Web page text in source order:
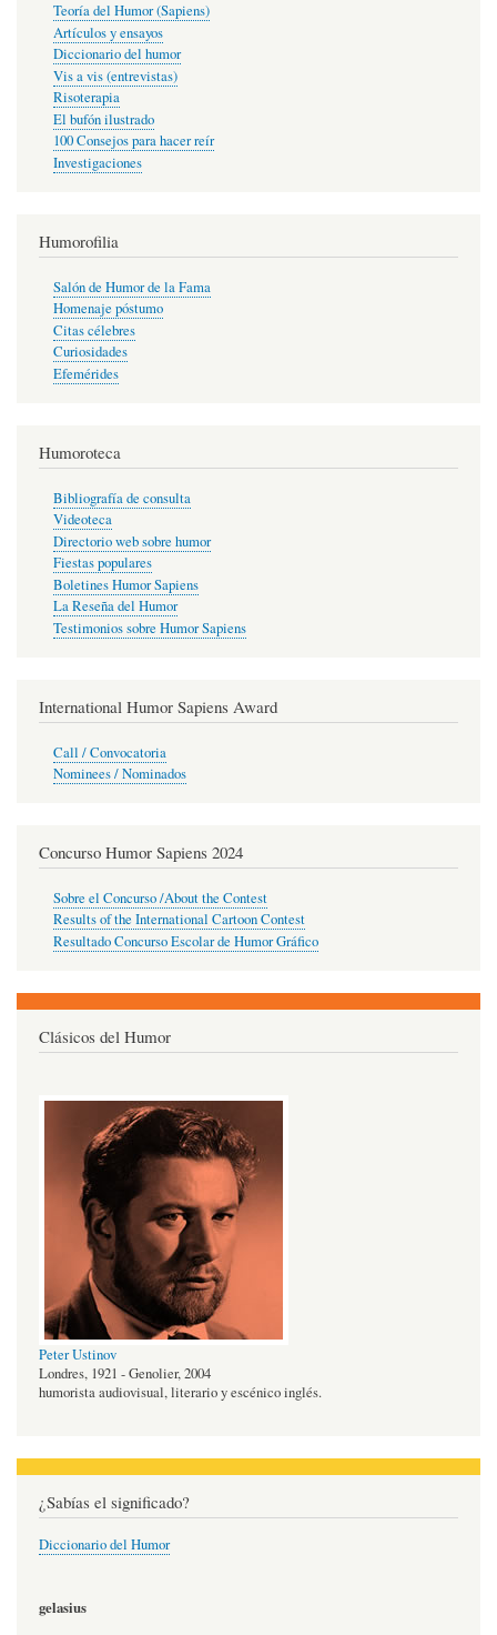
Teoría del Humor (Sapiens)
Artículos y ensayos
Diccionario del humor
Vis a vis (entrevistas)
Risoterapia
El bufón ilustrado
100 Consejos para hacer reír
Investigaciones
Humorofilia
Salón de Humor de la Fama
Homenaje póstumo
Citas célebres
Curiosidades
Efemérides
Humoroteca
Bibliografía de consulta
Videoteca
Directorio web sobre humor
Fiestas populares
Boletines Humor Sapiens
La Reseña del Humor
Testimonios sobre Humor Sapiens
International Humor Sapiens Award
Call / Convocatoria
Nominees / Nominados
Concurso Humor Sapiens 2024
Sobre el Concurso /About the Contest
Results of the International Cartoon Contest
Resultado Concurso Escolar de Humor Gráfico
Clásicos del Humor
Peter Ustinov
Londres, 1921 - Genolier, 2004
humorista audiovisual, literario y escénico inglés.
¿Sabías el significado?
Diccionario del Humor
gelasius